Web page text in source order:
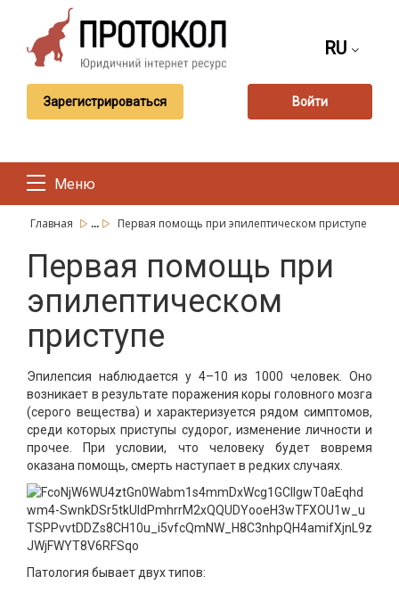
RU
Зарегистрироваться Войти
Меню
Главная ... Первая помощь при эпилептическом приступе
Первая помощь при
эпилептическом
приступе
Эпилепсия наблюдается у 4–10 из 1000 человек. Оно
возникает в результате поражения коры головного мозга
(серого вещества) и характеризуется рядом симптомов,
среди которых приступы судорог, изменение личности и
прочее. При условии, что человеку будет вовремя
оказана помощь, смерть наступает в редких случаях.
Патология бывает двух типов: